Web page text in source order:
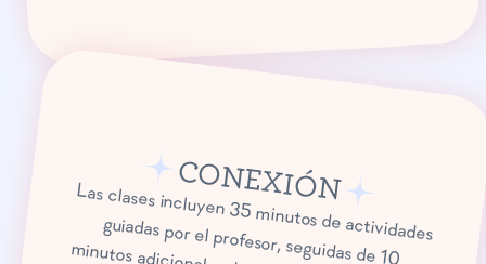
CONEXIÓN
Las clases incluyen 35 minutos de actividades
guiadas por el profesor, seguidas de 10
minutos adicionales de juego abierto y tiempo
social con el cuidador. Los bebés son más
propensos a aprender por imitación y
observación de otros bebés y compañeros, y
los cuidadores también necesitan la
oportunidad de relacionarse con sus